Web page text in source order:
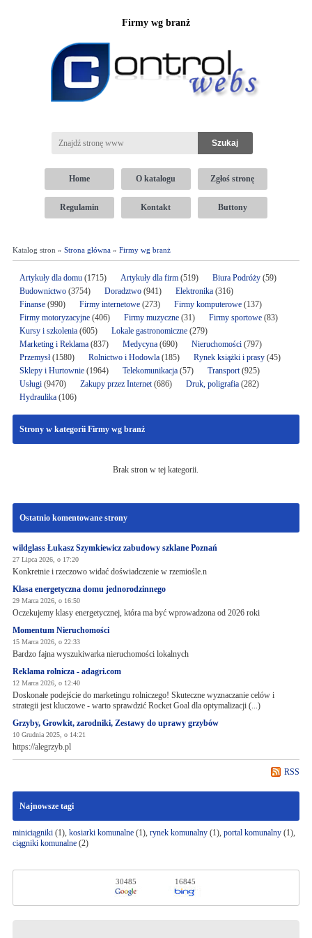
Firmy wg branż
Home O katalogu Zgłoś stronę
Regulamin Kontakt Buttony
Katalog stron » Strona główna» Firmy wg branż
Artykuły dla domu(1715) Artykuły dla firm(519) Biura Podróży(59)
Budownictwo(3754) Doradztwo(941) Elektronika (316)
Finanse(990) Firmy internetowe (273) Firmy komputerowe(137)
Firmy motoryzacyjne(406) Firmy muzyczne(31) Firmy sportowe(83)
Kursy i szkolenia(605) Lokale gastronomiczne(279)
Marketing i Reklama(837) Medycyna(690) Nieruchomości(797)
Przemysł(1580) Rolnictwo i Hodowla(185) Rynek książki i prasy(45)
Sklepy i Hurtownie(1964) Telekomunikacja(57) Transport(925)
Usługi(9470) Zakupy przez Internet(686) Druk, poligrafia(282)
Hydraulika(106)
Strony w kategorii Firmy wg branż
Brak stron w tej kategorii.
Ostatnio komentowane strony
wildglass Łukasz Szymkiewicz zabudowy szklane Poznań
27 Lipca 2026, o 17:20
Konkretnie i rzeczowo widać doświadczenie w rzemiośle.n
Klasa energetyczna domu jednorodzinnego
29 Marca 2026, o 16:50
Oczekujemy klasy energetycznej, która ma być wprowadzona od 2026 roki
Momentum Nieruchomości
15 Marca 2026, o 22:33
Bardzo fajna wyszukiwarka nieruchomości lokalnych
Reklama rolnicza - adagri.com
12 Marca 2026, o 12:40
Doskonałe podejście do marketingu rolniczego! Skuteczne wyznaczanie celów i
strategii jest kluczowe - warto sprawdzić Rocket Goal dla optymalizacji (...)
Grzyby, Growkit, zarodniki, Zestawy do uprawy grzybów
10 Grudnia 2025, o 14:21
https://alegrzyb.pl
RSS
Najnowsze tagi
miniciągniki(1), kosiarki komunalne(1), rynek komunalny(1), portal komunalny(1),
ciągniki komunalne(2)
30485 16845